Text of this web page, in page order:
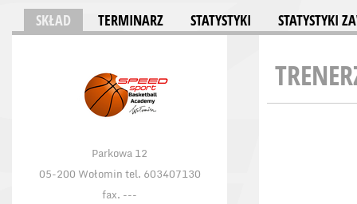
SKŁAD TERMINARZ STATYSTYKI STATYSTYKI
Parkowa 12
05-200 Wołomin tel. 603407130
fax. ---